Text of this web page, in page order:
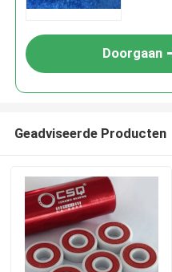
Doorgaan
Geadviseerde Producten